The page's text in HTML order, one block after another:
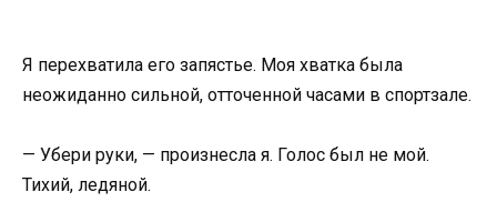
Я перехватила его запястье. Моя хватка была
неожиданно сильной, отточенной часами в спортзале.
— Убери руки, — произнесла я. Голос был не мой.
Тихий, ледяной.